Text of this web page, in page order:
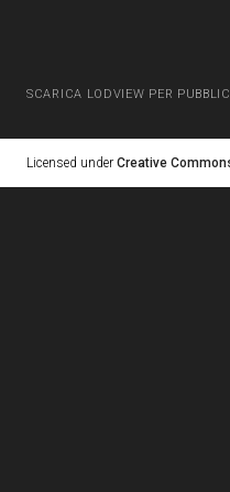
SCARICA LODVIEW PER
Licensed under Creative